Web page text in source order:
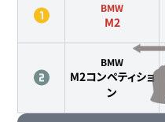
BMW
M2
BMW
M2コンペティショ
ン